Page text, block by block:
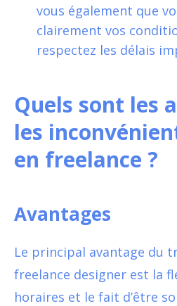
vous également que
clairement vos
respectez les délais
Quels sont les
les
en freelance ?
Avantages
Le principal avantage du
freelance designer est la
horaires et le fait d’être